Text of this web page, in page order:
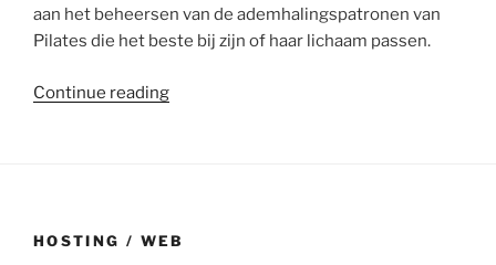
aan het beheersen van de ademhalingspatronen van
Pilates die het beste bij zijn of haar lichaam passen.
Continue reading“Pilates
ademhaling”
HOSTING / WEB